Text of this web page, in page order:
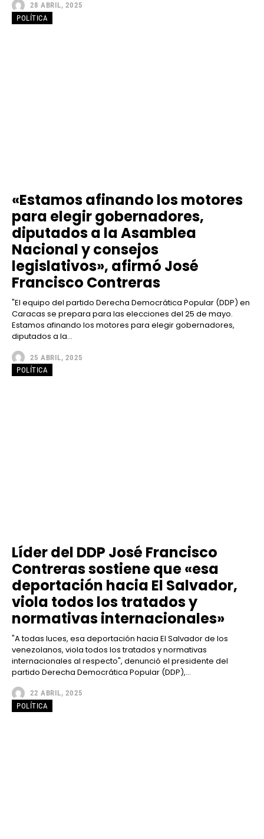
28 ABRIL, 2025
POLÍTICA
«Estamos afinando los motores
para elegir gobernadores,
diputados a la Asamblea
Nacional y consejos
legislativos», afirmó José
Francisco Contreras
"El equipo del partido Derecha Democrática Popular (DDP) en
Caracas se prepara para las elecciones del 25 de mayo.
Estamos afinando los motores para elegir gobernadores,
diputados a la...
25 ABRIL, 2025
POLÍTICA
Líder del DDP José Francisco
Contreras sostiene que «esa
deportación hacia El Salvador,
viola todos los tratados y
normativas internacionales»
"A todas luces, esa deportación hacia El Salvador de los
venezolanos, viola todos los tratados y normativas
internacionales al respecto", denunció el presidente del
partido Derecha Democrática Popular (DDP),...
22 ABRIL, 2025
POLÍTICA